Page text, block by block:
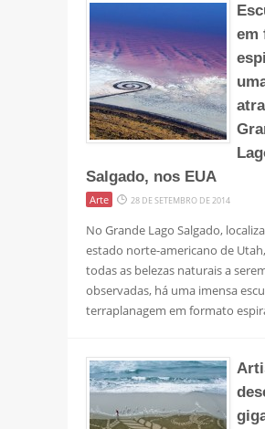
em
Salgado, nos EUA
Arte 28 DE SETEMBRO DE 2014
No Grande Lago Salgado,
estado norte-americano de
todas as belezas naturais a
observadas, há uma imensa
terraplanagem em formato